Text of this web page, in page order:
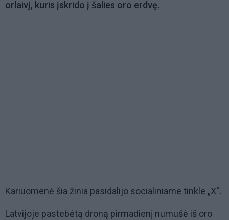
orlaivį, kuris įskrido į šalies oro erdvę.
Kariuomenė šia žinia pasidalijo socialiniame tinkle „X“.
Latvijoje pastebėtą droną pirmadienį numušė iš oro